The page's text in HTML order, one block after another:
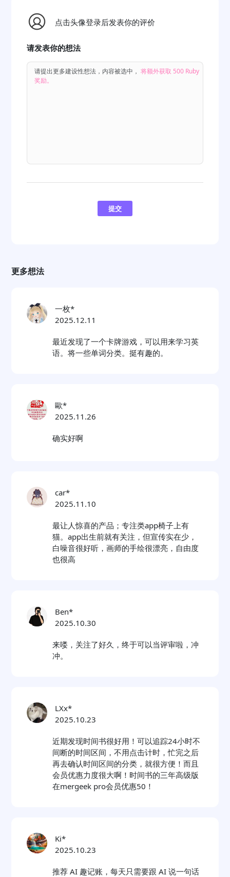
点击头像登录后发表你的评价
请发表你的想法
请提出更多建设性想法，内容被选中， 将额外获取 500 Ruby
奖励。
提交
更多想法
一枚*
2025.12.11
最近发现了一个卡牌游戏，可以用来学习英
语。将一些单词分类。挺有趣的。
歐*
2025.11.26
确实好啊
car*
2025.11.10
最让人惊喜的产品；专注类app椅子上有
猫。app出生前就有关注，但宣传实在少，
白噪音很好听，画师的手绘很漂亮，自由度
也很高
Ben*
2025.10.30
来喽，关注了好久，终于可以当评审啦，冲
冲。
LXx*
2025.10.23
近期发现时间书很好用！可以追踪24小时不
间断的时间区间，不用点击计时，忙完之后
再去确认时间区间的分类，就很方便！而且
会员优惠力度很大啊！时间书的三年高级版
在mergeek pro会员优惠50！
Ki*
2025.10.23
推荐 AI 趣记账，每天只需要跟 AI 说一句话